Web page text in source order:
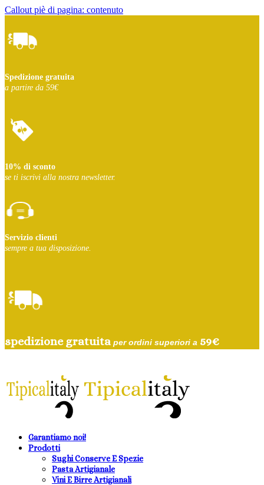
Callout piè di pagina: contenuto
Spedizione gratuita
a partire da 59€
10% di sconto
se ti iscrivi alla nostra newsletter.
Servizio clienti
sempre a tua disposizione.
spedizione gratuita per ordini superiori a 59€
Garantiamo noi!
Prodotti
Sughi Conserve E Spezie
Pasta Artigianale
Vini E Birre Artigianali